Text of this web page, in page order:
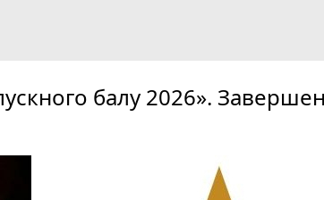
балу 2026».